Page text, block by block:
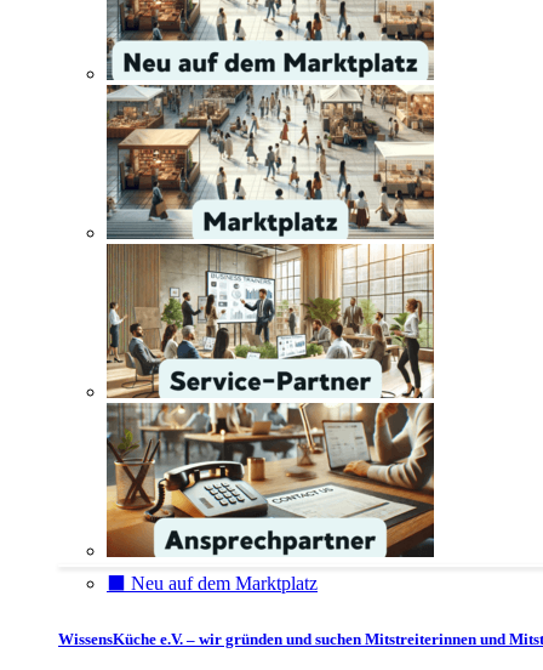
⬛️ Neu auf dem Marktplatz
WissensKüche e.V. – wir gründen und suchen Mitstreiterinnen und